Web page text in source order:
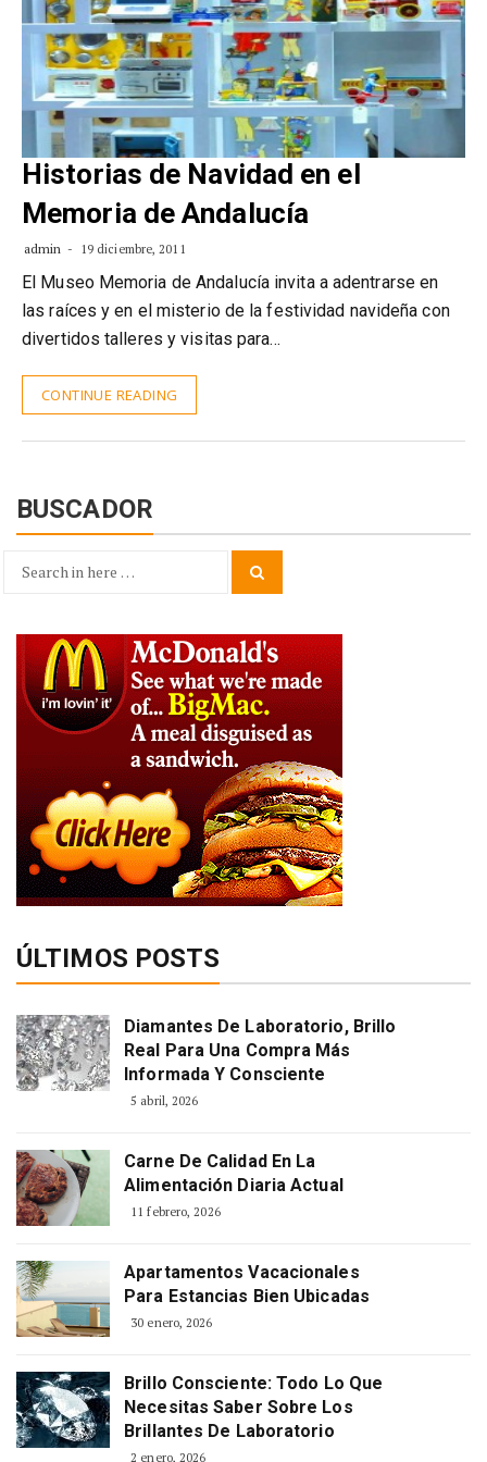
Historias de Navidad en el
Memoria de Andalucía
admin 19 diciembre, 2011
El Museo Memoria de Andalucía invita a adentrarse en
las raíces y en el misterio de la festividad navideña con
divertidos talleres y visitas para…
CONTINUE READING
BUSCADOR
Search
ÚLTIMOS POSTS
Diamantes De Laboratorio, Brillo
Real Para Una Compra Más
Informada Y Consciente
5 abril, 2026
Carne De Calidad En La
Alimentación Diaria Actual
11 febrero, 2026
Apartamentos Vacacionales
Para Estancias Bien Ubicadas
30 enero, 2026
Brillo Consciente: Todo Lo Que
Necesitas Saber Sobre Los
Brillantes De Laboratorio
2 enero, 2026